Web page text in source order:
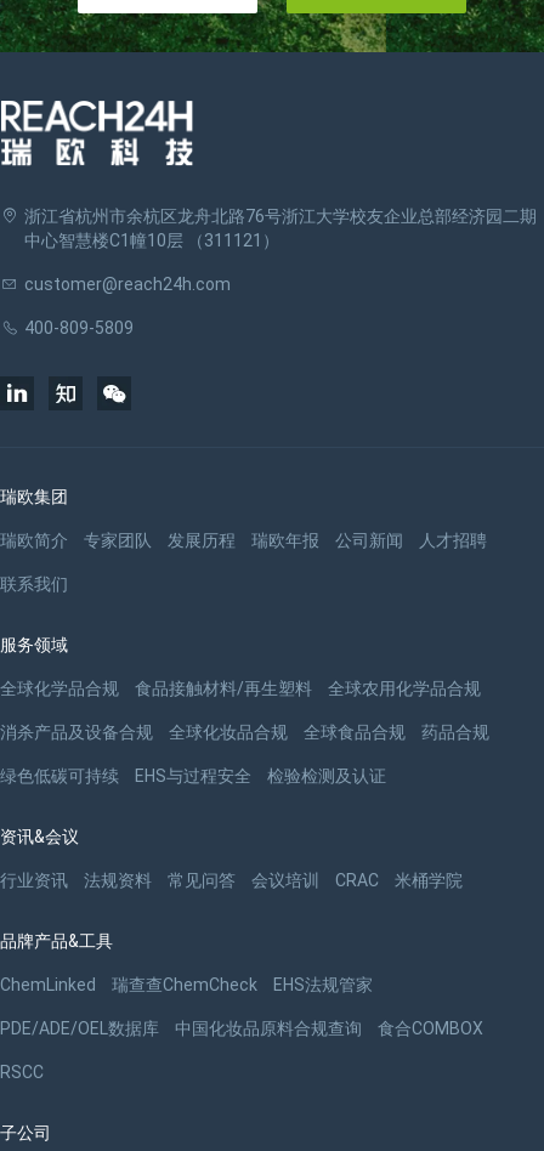
浙江省杭州市余杭区龙舟北路76号浙江大学校友企业总部经济园二期
中心智慧楼C1幢10层 （311121）
customer@reach24h.com
400-809-5809
瑞欧集团
瑞欧简介 专家团队 发展历程 瑞欧年报 公司新闻 人才招聘
联系我们
服务领域
全球化学品合规 食品接触材料/再生塑料 全球农用化学品合规
消杀产品及设备合规 全球化妆品合规 全球食品合规 药品合规
绿色低碳可持续 EHS与过程安全 检验检测及认证
资讯&会议
行业资讯 法规资料 常见问答 会议培训 CRAC 米桶学院
品牌产品&工具
ChemLinked 瑞查查ChemCheck EHS法规管家
PDE/ADE/OEL数据库 中国化妆品原料合规查询 食合COMBOX
RSCC
子公司